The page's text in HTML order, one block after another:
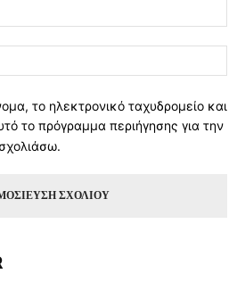
το ηλεκτρονικό ταχυδρομείο και
το πρόγραμμα περιήγησης για την